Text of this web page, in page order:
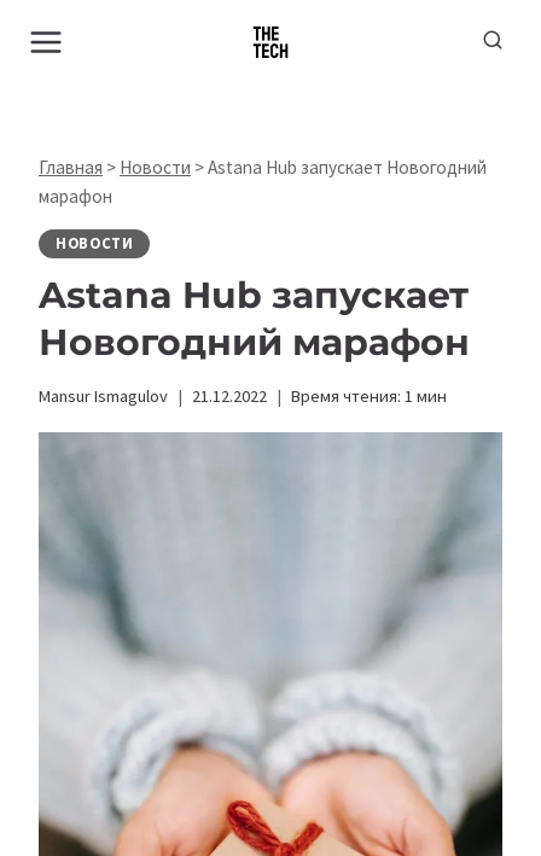
Главная > Новости >Astana Hub запускает Новогодний
марафон
НОВОСТИ
Astana Hub запускает
Новогодний марафон
Mansur Ismagulov 21.12.2022 Время чтения: 1 мин